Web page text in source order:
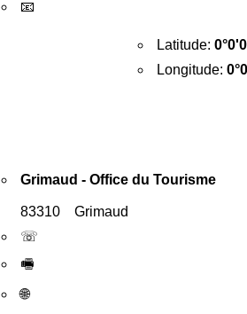
📧
Latitude:
Longitude:
Grimaud - Office du Tourisme
83310 Grimaud
☏
🖷
🌐